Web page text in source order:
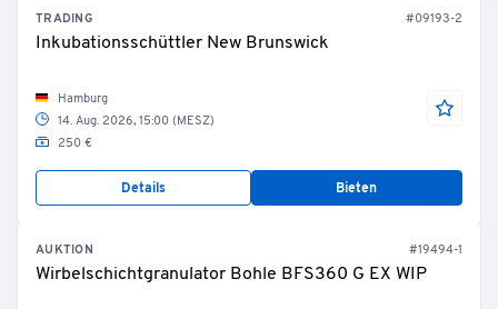
TRADING #09193-2
Inkubationsschüttler New Brunswick
Hamburg
14. Aug. 2026, 15:00 (MESZ)
250 €
Details Bieten
AUKTION #19494-1
Wirbelschichtgranulator Bohle BFS360 G EX WIP